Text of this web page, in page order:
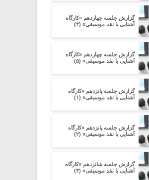
گزارش جلسه چهاردهم «کارگاه
آشنایی با نقد موسیقی» (۴)
گزارش جلسه چهاردهم «کارگاه
آشنایی با نقد موسیقی» (۵)
گزارش جلسه پانزدهم «کارگاه
آشنایی با نقد موسیقی» (۱)
گزارش جلسه پانزدهم «کارگاه
آشنایی با نقد موسیقی» (۲)
گزارش جلسه شانزدهم «کارگاه
آشنایی با نقد موسیقی» (۳)